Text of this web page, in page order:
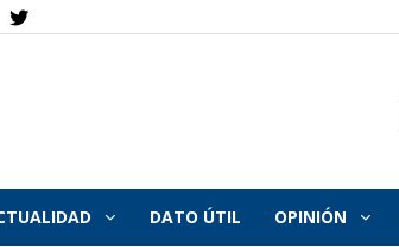
DATO ÚTIL OPINIÓN